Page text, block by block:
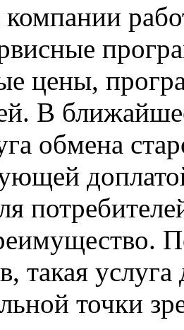
цены,
В
обмена
такая
точки